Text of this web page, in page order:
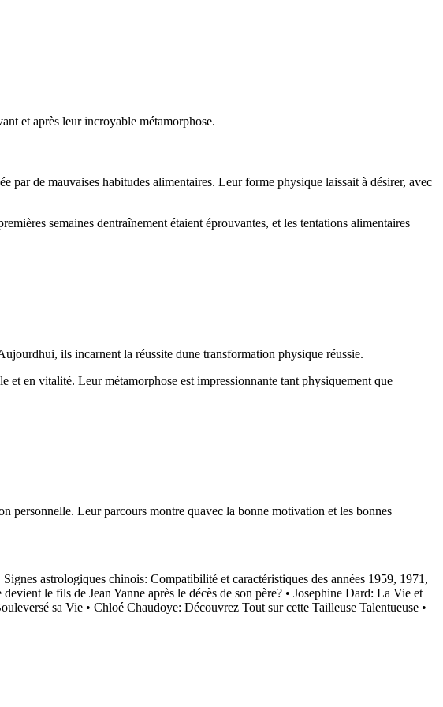
et après leur incroyable métamorphose.
par de mauvaises habitudes alimentaires. Leur forme physique laissait à désirer, avec
semaines dentraînement étaient éprouvantes, et les tentations alimentaires
ils incarnent la réussite dune transformation physique réussie.
en vitalité. Leur métamorphose est impressionnante tant physiquement que
personnelle. Leur parcours montre quavec la bonne motivation et les bonnes
Signes astrologiques chinois: Compatibilité et caractéristiques des années 1959, 1971,
le fils de Jean Yanne après le décès de son père? • Josephine Dard: La Vie et
sa Vie • Chloé Chaudoye: Découvrez Tout sur cette Tailleuse Talentueuse •